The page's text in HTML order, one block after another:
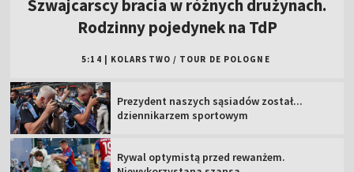
Szwajcarscy bracia w różnych drużynach.
Rodzinny pojedynek na TdP
5:14 KOLARSTWO / TOUR DE POLOGNE
Prezydent naszych sąsiadów został...
dziennikarzem sportowym
Rywal optymistą przed rewanżem.